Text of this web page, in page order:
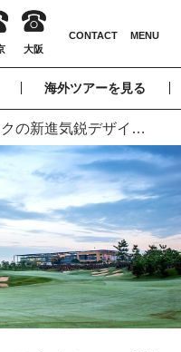
海外ツアーを見る
バンコクの新進気鋭デザイナーが造ったモンスターコース「ニカンテイ ゴルフクラブ」